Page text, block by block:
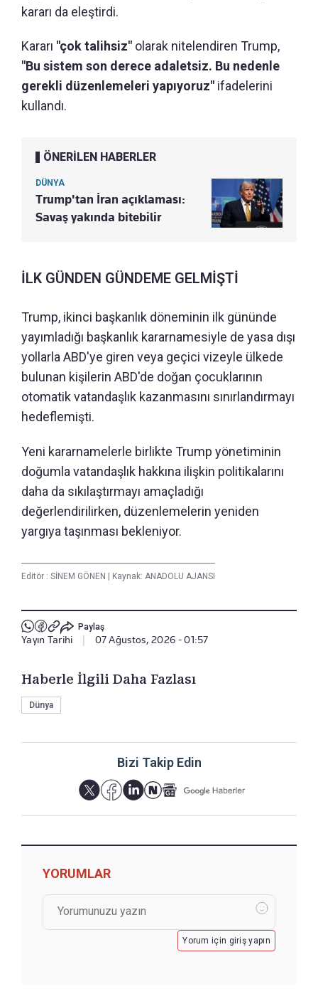
kararı da eleştirdi.
Kararı "çok talihsiz" olarak nitelendiren Trump,
"Bu sistem son derece adaletsiz. Bu nedenle
gerekli düzenlemeleri yapıyoruz" ifadelerini
kullandı.
ÖNERİLEN HABERLER
DÜNYA
Trump'tan İran açıklaması:
Savaş yakında bitebilir
İLK GÜNDEN GÜNDEME GELMİŞTİ
Trump, ikinci başkanlık döneminin ilk gününde
yayımladığı başkanlık kararnamesiyle de yasa dışı
yollarla ABD'ye giren veya geçici vizeyle ülkede
bulunan kişilerin ABD'de doğan çocuklarının
otomatik vatandaşlık kazanmasını sınırlandırmayı
hedeflemişti.
Yeni kararnamelerle birlikte Trump yönetiminin
doğumla vatandaşlık hakkına ilişkin politikalarını
daha da sıkılaştırmayı amaçladığı
değerlendirilirken, düzenlemelerin yeniden
yargıya taşınması bekleniyor.
Editör : SİNEM GÖNEN | Kaynak: ANADOLU AJANSI
Paylaş
Yayın Tarihi 07 Ağustos, 2026 - 01:57
Haberle İlgili Daha Fazlası
Dünya
Bizi Takip Edin
YORUMLAR
Yorum için giriş yapın